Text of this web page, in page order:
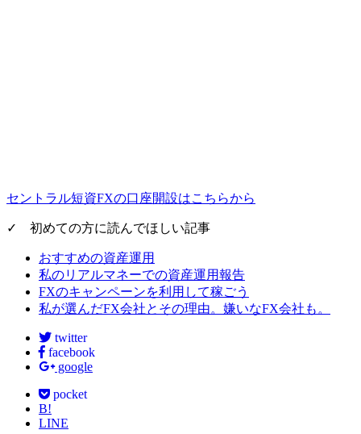
セントラル短資FXの口座開設はこちらから
✓ 初めての方に読んでほしい記事
おすすめの資産運用
私のリアルマネーでの資産運用報告
FXのキャンペーンを利用して稼ごう
私が選んだFX会社とその理由。嫌いなFX会社も。
twitter
facebook
google
pocket
B!
LINE